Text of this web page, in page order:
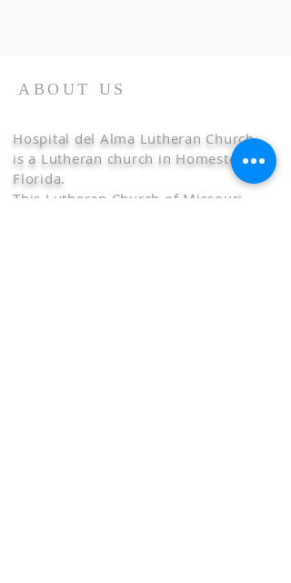
ABOUT US
Hospital del Alma Lutheran Church
is a Lutheran church in Homestead
Florida.
This Lutheran Church of Missouri